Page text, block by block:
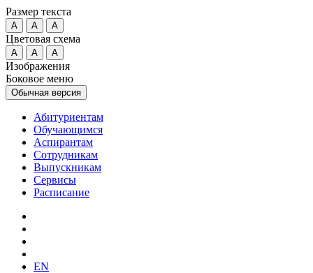
Размер текста
A A A
Цветовая схема
A A A
Изображения
Боковое меню
Обычная версия
Абитуриентам
Обучающимся
Аспирантам
Сотрудникам
Выпускникам
Сервисы
Расписание
EN